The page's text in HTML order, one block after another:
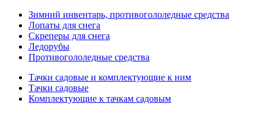
Зимний инвентарь, противогололедные средства
Лопаты для снега
Скреперы для снега
Ледорубы
Противогололедные средства
Тачки садовые и комплектующие к ним
Тачки садовые
Комплектующие к тачкам садовым